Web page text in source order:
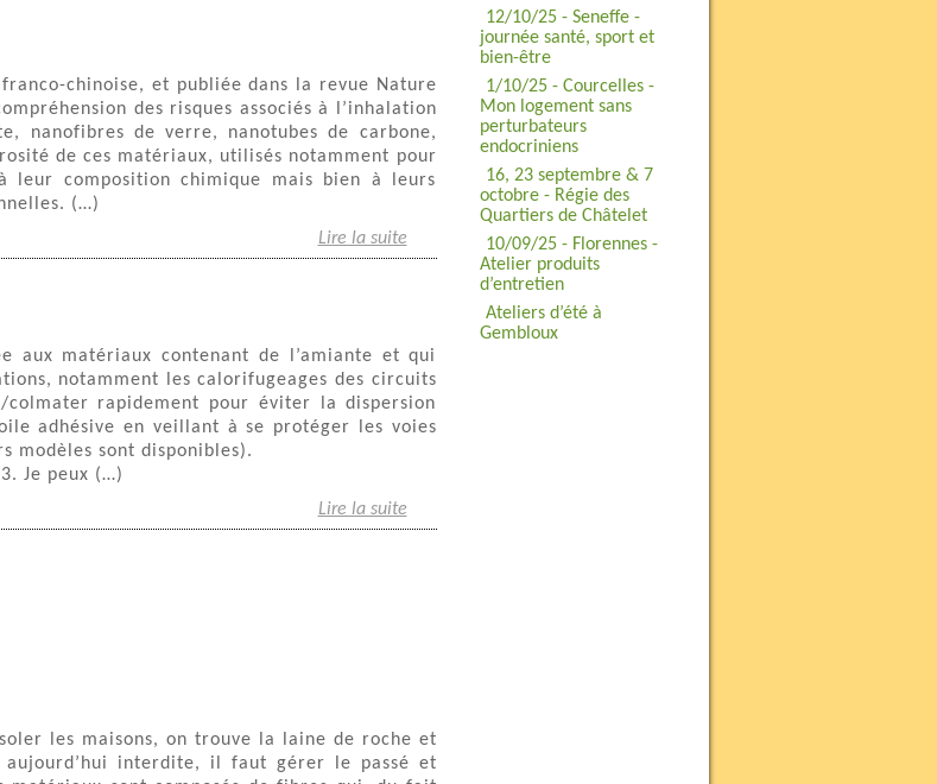
12/10/25 - Seneffe -
journée santé, sport et
bien-être
1/10/25 - Courcelles -
Mon logement sans
perturbateurs
endocriniens
16, 23 septembre & 7
octobre - Régie des
Quartiers de Châtelet
10/09/25 - Florennes -
Atelier produits
d’entretien
Ateliers d’été à
Gembloux
chinoise, et publiée dans la revue Nature
des risques associés à l’inhalation
nanofibres de verre, nanotubes de carbone,
de ces matériaux, utilisés notamment pour
leur composition chimique mais bien à leurs
(…)
Lire la suite
matériaux contenant de l’amiante et qui
notamment les calorifugeages des circuits
colmater rapidement pour éviter la dispersion
adhésive en veillant à se protéger les voies
modèles sont disponibles).
Je peux (…)
Lire la suite
les maisons, on trouve la laine de roche et
interdite, il faut gérer le passé et